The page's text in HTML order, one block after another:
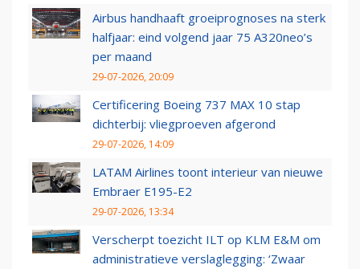
Airbus handhaaft groeiprognoses na sterk
halfjaar: eind volgend jaar 75 A320neo’s
per maand
29-07-2026, 20:09
Certificering Boeing 737 MAX 10 stap
dichterbij: vliegproeven afgerond
29-07-2026, 14:09
LATAM Airlines toont interieur van nieuwe
Embraer E195-E2
29-07-2026, 13:34
Verscherpt toezicht ILT op KLM E&M om
administratieve verslaglegging: ‘Zwaar